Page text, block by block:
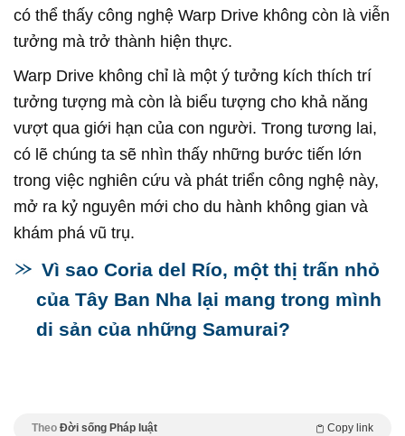
có thể thấy công nghệ Warp Drive không còn là viễn
tưởng mà trở thành hiện thực.
Warp Drive không chỉ là một ý tưởng kích thích trí
tưởng tượng mà còn là biểu tượng cho khả năng
vượt qua giới hạn của con người. Trong tương lai,
có lẽ chúng ta sẽ nhìn thấy những bước tiến lớn
trong việc nghiên cứu và phát triển công nghệ này,
mở ra kỷ nguyên mới cho du hành không gian và
khám phá vũ trụ.
Vì sao Coria del Río, một thị trấn nhỏ
của Tây Ban Nha lại mang trong mình
di sản của những Samurai?
Theo Đời sống Pháp luật Copy link